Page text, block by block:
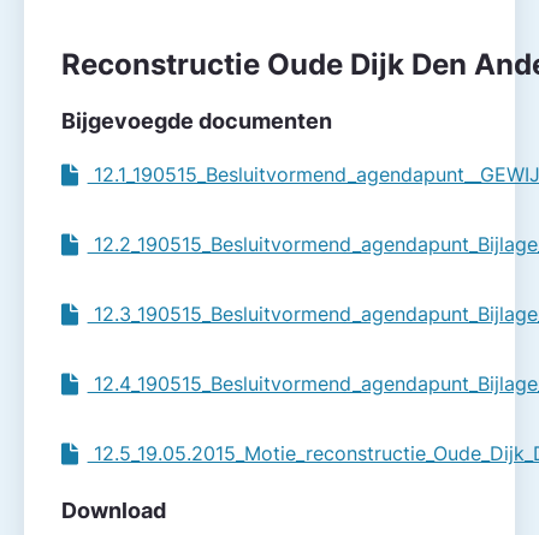
Reconstructie Oude Dijk Den
Bijgevoegde documenten
Download